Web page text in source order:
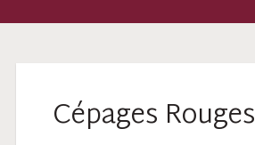
Cépages Rouges